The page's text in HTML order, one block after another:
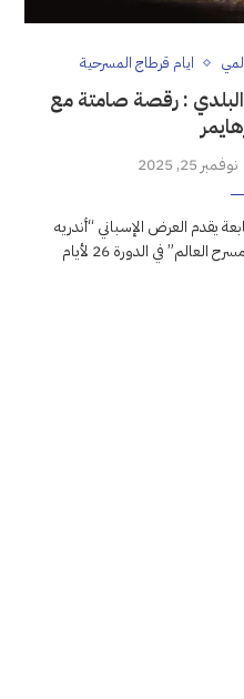
ايام قرطاج المسرحية
: رقصة صامتة مع
نوفمبر 25, 2025
يقدم العرض الإسباني “أندريه
ودورين” للمخرج إيناكي ريكاتي، ضمن قسم “مسرح العالم” في الدورة 26 لأيام